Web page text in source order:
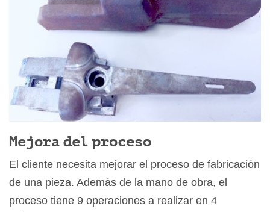
Mejora del proceso
El cliente necesita mejorar el proceso de fabricación
de una pieza. Además de la mano de obra, el
proceso tiene 9 operaciones a realizar en 4